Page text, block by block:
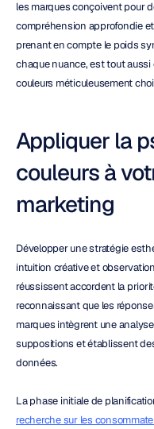
les marques conçoivent pour
compréhension approfondie
prenant en compte le poids
chaque nuance, est tout
couleurs méticuleusement
Appliquer la
couleurs à
marketing
Développer une stratégie
intuition créative et
réussissent accordent la
reconnaissant que les
marques intègrent une
suppositions et établissent
données.
La phase initiale de
recherche sur les